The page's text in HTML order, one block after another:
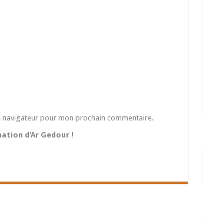
pour mon prochain commentaire.
d'Ar Gedour !